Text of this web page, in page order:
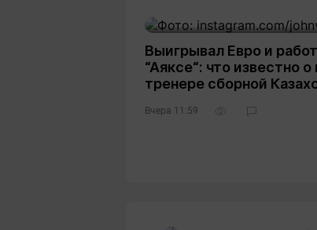
Выигрывал Евро и
“Аяксе“: что известно
тренере сборной
Вчера 11:59